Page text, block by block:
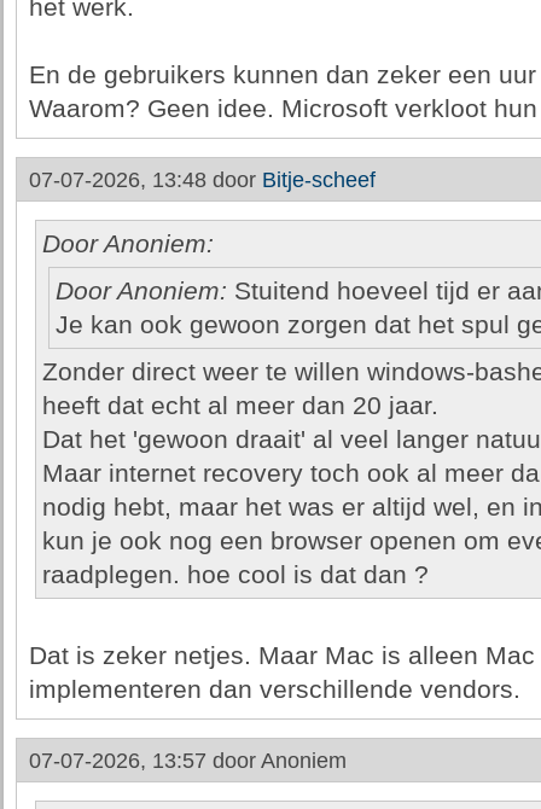
het werk.
En de gebruikers kunnen dan zeker een
Waarom? Geen idee. Microsoft verkloot
07-07-2026, 13:48 door Bitje-scheef
Door Anoniem:
Door Anoniem: Stuitend hoeveel tijd er
Je kan ook gewoon zorgen dat het spul
Zonder direct weer te willen windows-
heeft dat echt al meer dan 20 jaar.
Dat het 'gewoon draait' al veel langer
Maar internet recovery toch ook al meer
nodig hebt, maar het was er altijd wel, en
kun je ook nog een browser openen om
raadplegen. hoe cool is dat dan ?
Dat is zeker netjes. Maar Mac is alleen
implementeren dan verschillende vendors.
07-07-2026, 13:57 door Anoniem